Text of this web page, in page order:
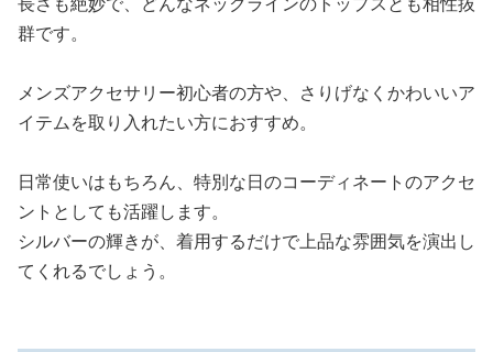
群です。
メンズアクセサリー初心者の方や、さりげなくかわいいア
イテムを取り入れたい方におすすめ。
日常使いはもちろん、特別な日のコーディネートのアクセ
ントとしても活躍します。
シルバーの輝きが、着用するだけで上品な雰囲気を演出し
てくれるでしょう。